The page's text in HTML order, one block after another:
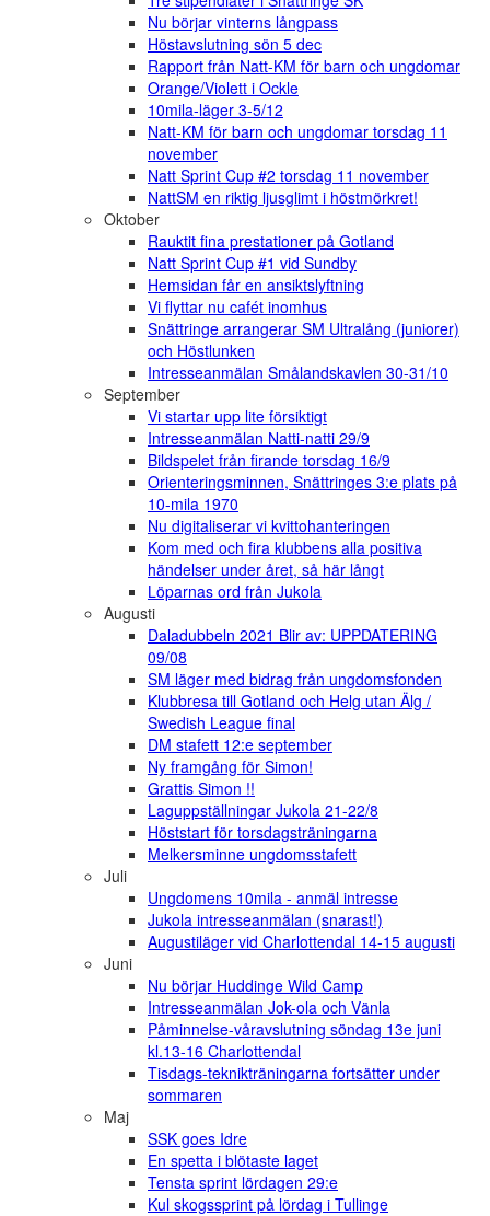
Nu börjar vinterns långpass
Höstavslutning sön 5 dec
Rapport från Natt-KM för barn och ungdomar
Orange/Violett i Ockle
10mila-läger 3-5/12
Natt-KM för barn och ungdomar torsdag 11
november
Natt Sprint Cup #2 torsdag 11 november
NattSM en riktig ljusglimt i höstmörkret!
Oktober
Rauktit fina prestationer på Gotland
Natt Sprint Cup #1 vid Sundby
Hemsidan får en ansiktslyftning
Vi flyttar nu cafét inomhus
Snättringe arrangerar SM Ultralång (juniorer)
och Höstlunken
Intresseanmälan Smålandskavlen 30-31/10
September
Vi startar upp lite försiktigt
Intresseanmälan Natti-natti 29/9
Bildspelet från firande torsdag 16/9
Orienteringsminnen, Snättringes 3:e plats på
10-mila 1970
Nu digitaliserar vi kvittohanteringen
Kom med och fira klubbens alla positiva
händelser under året, så här långt
Löparnas ord från Jukola
Augusti
Daladubbeln 2021 Blir av: UPPDATERING
09/08
SM läger med bidrag från ungdomsfonden
Klubbresa till Gotland och Helg utan Älg /
Swedish League final
DM stafett 12:e september
Ny framgång för Simon!
Grattis Simon !!
Laguppställningar Jukola 21-22/8
Höststart för torsdagsträningarna
Melkersminne ungdomsstafett
Juli
Ungdomens 10mila - anmäl intresse
Jukola intresseanmälan (snarast!)
Augustiläger vid Charlottendal 14-15 augusti
Juni
Nu börjar Huddinge Wild Camp
Intresseanmälan Jok-ola och Vänla
Påminnelse-våravslutning söndag 13e juni
kl.13-16 Charlottendal
Tisdags-teknikträningarna fortsätter under
sommaren
Maj
SSK goes Idre
En spetta i blötaste laget
Tensta sprint lördagen 29:e
Kul skogssprint på lördag i Tullinge